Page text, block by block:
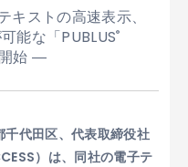
ストの高速表示、
能な「PUBLUS®
始 ―
代田区、代表取締役社
）は、同社の電子テ